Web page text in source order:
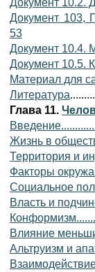
Документ 10.2.
Документ 103,
53
Документ 10.4.
Документ 10.5.
Материал для
Литература
Глава 11.
Жизнь в
Территория и
Факторы
Социальное
Власть и
Влияние
Альтруизм и